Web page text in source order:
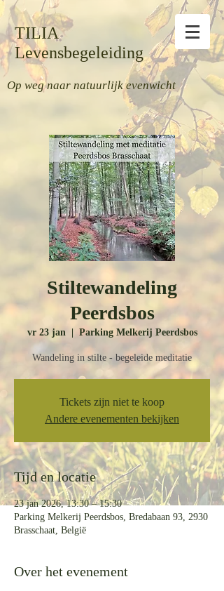
TILIA
Levensbegeleiding
Op weg naar natuurlijk evenwicht
Stiltewandeling
Peerdsbos
vr 23 jan
  |
Parking Melkerij Peerdsbos
Wandeling in stilte - begeleide meditatie
Tickets zijn niet te koop
Andere evenementen bekijken
Tijd en locatie
23 jan 2026, 13:30 – 15:30
Parking Melkerij Peerdsbos, Bredabaan 93, 2930
Brasschaat, België
Over het evenement